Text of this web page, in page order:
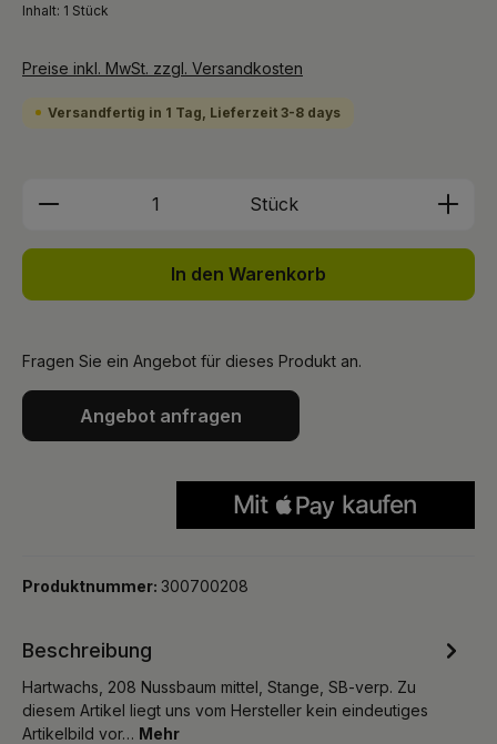
Inhalt: 1 Stück
Preise inkl. MwSt. zzgl. Versandkosten
Versandfertig in 1 Tag, Lieferzeit 3-8 days
Produkt Anzahl: Gib den
Stück
In den Warenkorb
Fragen Sie ein Angebot für dieses Produkt an.
Angebot anfragen
Produktnummer: 300700208
Beschreibung
Hartwachs, 208 Nussbaum mittel, Stange, SB-verp. Zu
diesem Artikel liegt uns vom Hersteller kein eindeutiges
Artikelbild vor… Mehr